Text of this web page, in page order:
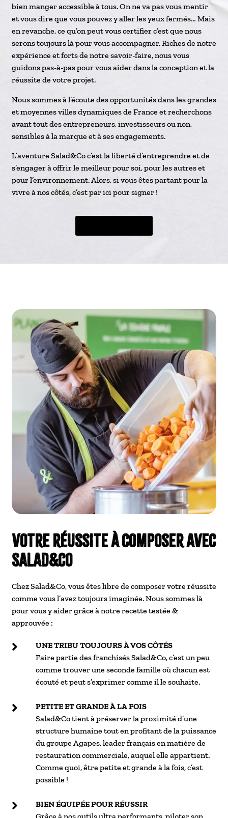
bien manger accessible à tous. On ne va pas vous mentir
et vous dire que vous pouvez y aller les yeux fermés… Mais
en revanche, ce qu’on peut vous certifier c’est que nous
serons toujours là pour vous accompagner. Riches de notre
expérience et forts de notre savoir-faire, nous vous
guidons pas-à-pas pour vous aider dans la conception et la
réussite de votre projet.
Nous sommes à l’écoute des opportunités dans les grandes
et moyennes villes dynamiques de France et recherchons
avant tout des entrepreneurs, investisseurs ou non,
sensibles à la marque et à ses engagements.
L’aventure Salad&Co c’est la liberté d’entreprendre et de
s’engager à offrir le meilleur pour soi, pour les autres et
pour l’environnement. Alors, si vous êtes partant pour la
vivre à nos côtés, c’est par ici pour signer !
Votre réussite à composer avec
Salad&co
Chez Salad&Co, vous êtes libre de composer votre réussite
comme vous l’avez toujours imaginée. Nous sommes là
pour vous y aider grâce à notre recette testée &
approuvée :
UNE TRIBU TOUJOURS À VOS CÔTÉS
Faire partie des franchisés Salad&Co, c’est un peu
comme trouver une seconde famille où chacun est
écouté et peut s’exprimer comme il le souhaite.
PETITE ET GRANDE À LA FOIS
Salad&Co tient à préserver la proximité d’une
structure humaine tout en profitant de la puissance
du groupe Agapes, leader français en matière de
restauration commerciale, auquel elle appartient.
Comme quoi, être petite et grande à la fois, c’est
possible !
BIEN ÉQUIPÉE POUR RÉUSSIR